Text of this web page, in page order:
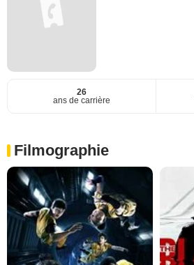
26
ans de carrière
Filmographie